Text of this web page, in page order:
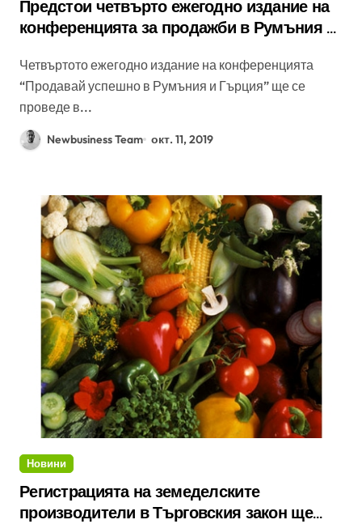
Предстои четвърто ежегодно издание на
конференцията за продажби в Румъния и
Четвъртото ежегодно издание на конференцията
“Продавай успешно в Румъния и Гърция” ще се
проведе в...
Newbusiness Team окт. 11, 2019
Новини
Регистрацията на земеделските
производители в Търговския закон ще